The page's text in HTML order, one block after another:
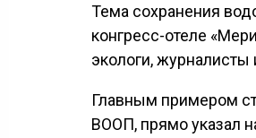
Тема сохранения
конгресс-отеле
экологи, журналисты
Главным примером
ВООП, прямо указал